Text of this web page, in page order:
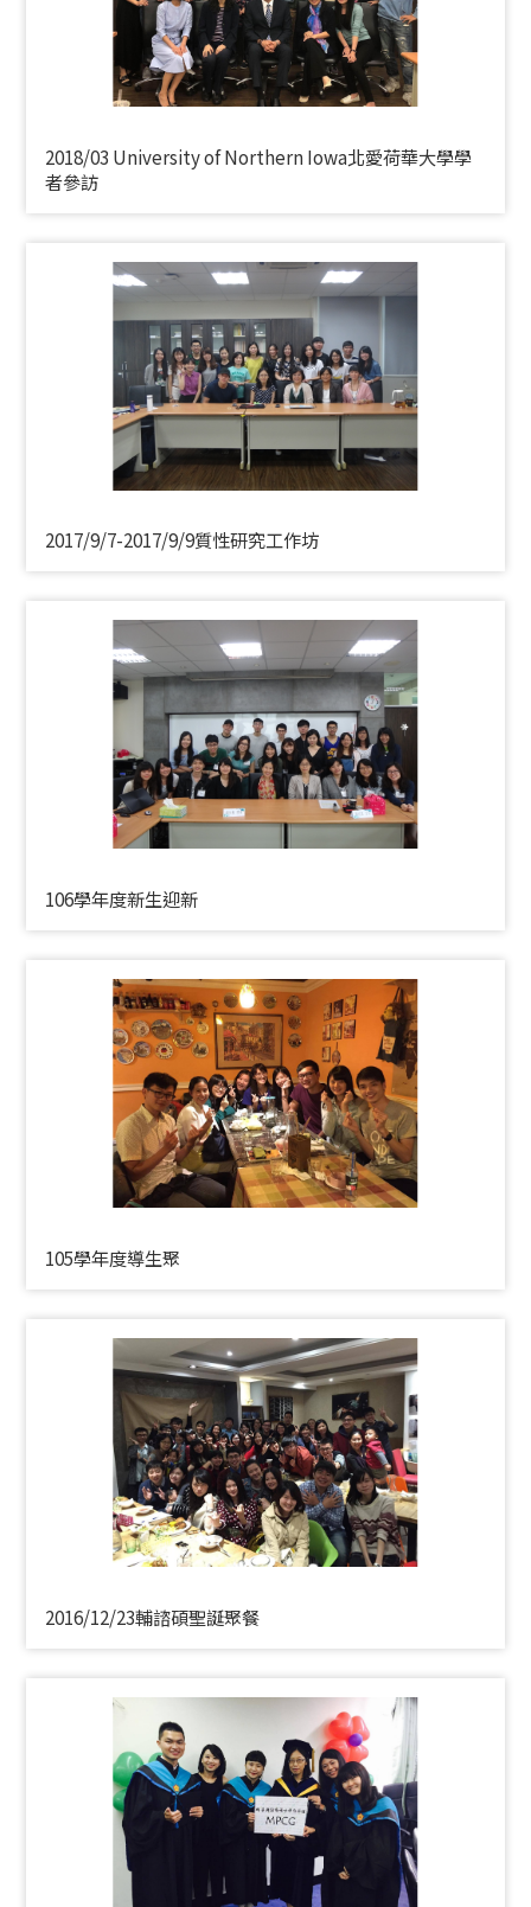
2018/03 University of Northern Iowa北愛荷華大學學
者參訪
2017/9/7-2017/9/9質性研究工作坊
106學年度新生迎新
105學年度導生聚
2016/12/23輔諮碩聖誕聚餐